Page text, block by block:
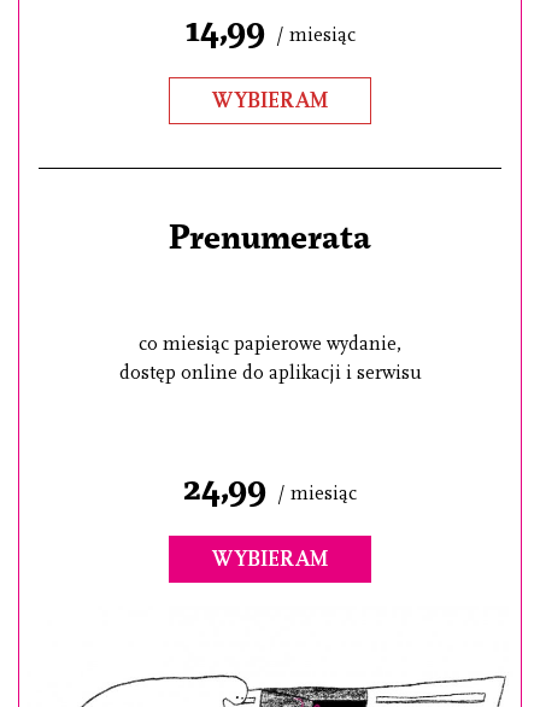
14,99 / miesiąc
WYBIERAM
Prenumerata
co miesiąc papierowe wydanie,
dostęp online do aplikacji i serwisu
24,99 / miesiąc
WYBIERAM